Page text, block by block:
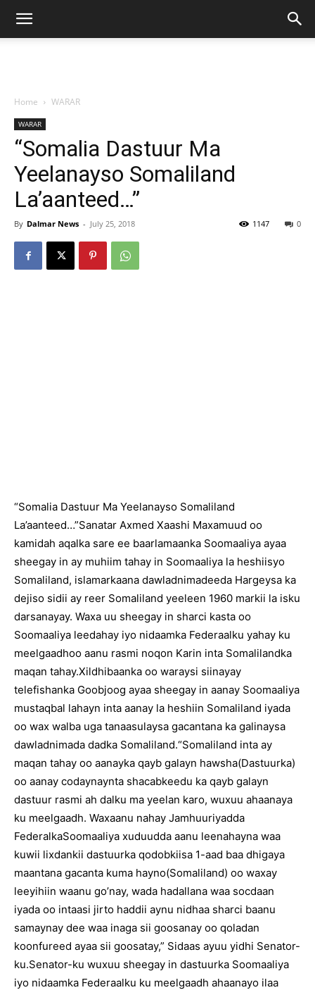
Home WARAR
WARAR
“Somalia Dastuur Ma
Yeelanayso Somaliland
La’aanteed…”
By Dalmar News - July 25, 2018 0
1147
“Somalia Dastuur Ma Yeelanayso Somaliland
La’aanteed…”Sanatar Axmed Xaashi Maxamuud oo
kamidah aqalka sare ee baarlamaanka Soomaaliya ayaa
sheegay in ay muhiim tahay in Soomaaliya la heshiisyo
Somaliland, islamarkaana dawladnimadeeda Hargeysa ka
dejiso sidii ay reer Somaliland yeeleen 1960 markii la isku
darsanayay. Waxa uu sheegay in sharci kasta oo
Soomaaliya leedahay iyo nidaamka Federaalku yahay ku
meelgaadhoo aanu rasmi noqon Karin inta Somalilandka
maqan tahay.Xildhibaanka oo waraysi siinayay
telefishanka Goobjoog ayaa sheegay in aanay Soomaaliya
mustaqbal lahayn inta aanay la heshiin Somaliland iyada
oo wax walba uga tanaasulaysa gacantana ka galinaysa
dawladnimada dadka Somaliland.“Somaliland inta ay
maqan tahay oo aanayka qayb galayn hawsha(Dastuurka)
oo aanay codaynaynta shacabkeedu ka qayb galayn
dastuur rasmi ah dalku ma yeelan karo, wuxuu ahaanaya
ku meelgaadh. Waxaanu nahay Jamhuuriyadda
FederalkaSoomaaliya xuduudda aanu leenahayna waa
kuwii lixdankii dastuurka qodobkiisa 1-aad baa dhigaya
maantana gacanta kuma hayno(Somaliland) oo waxay
leeyihiin waanu go’nay, wada hadallana waa socdaan
iyada oo intaasi jirto haddii aynu nidhaa sharci baanu
samaynay dee waa inaga sii goosanay oo qoladan
koonfureed ayaa sii goosatay,” Sidaas ayuu yidhi Senator-
ku.Senator-ku wuxuu sheegay in dastuurka Soomaaliya
iyo nidaamka Federaalku ku meelgaadh ahaanayo ilaa